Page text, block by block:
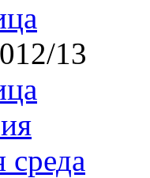
13
среда